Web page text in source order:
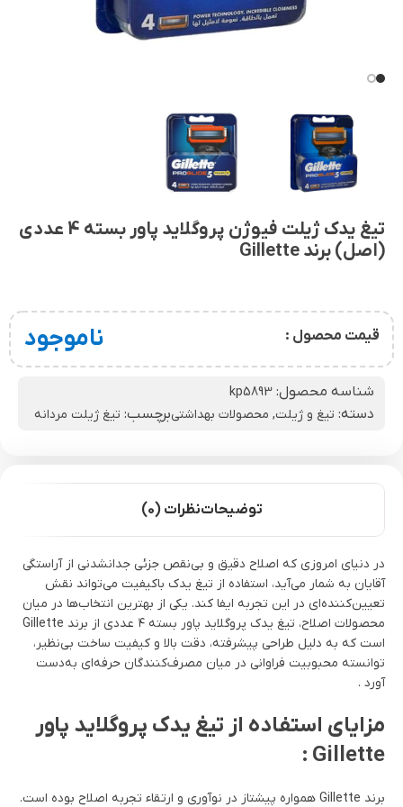
تیغ یدک ژیلت فیوژن پروگلاید پاور بسته 4 عددی
(اصل) برند Gillette
قیمت محصول : ناموجود
شناسه محصول: kp5893
دسته: تیغ و ژیلت, محصولات بهداشتیبرچسب: تیغ ژیلت مردانه
توضیحاتنظرات (0)
در دنیای امروزی که اصلاح دقیق و بی‌نقص جزئی جدانشدنی از آراستگی
آقایان به شمار می‌آید، استفاده از تیغ یدک باکیفیت می‌تواند نقش
تعیین‌کننده‌ای در این تجربه ایفا کند. یکی از بهترین انتخاب‌ها در میان
محصولات اصلاح، تیغ یدک پروگلاید پاور بسته ۴ عددی از برند Gillette
است که به دلیل طراحی پیشرفته، دقت بالا و کیفیت ساخت بی‌نظیر،
توانسته محبوبیت فراوانی در میان مصرف‌کنندگان حرفه‌ای به‌دست
آورد .
مزایای استفاده از تیغ یدک پروگلاید پاور
Gillette :
برند Gillette همواره پیشتاز در نوآوری و ارتقاء تجربه اصلاح بوده است.